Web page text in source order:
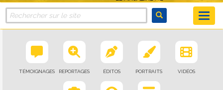
TÉMOIGNAGES REPORTAGES ÉDITOS PORTRAITS VIDÉOS